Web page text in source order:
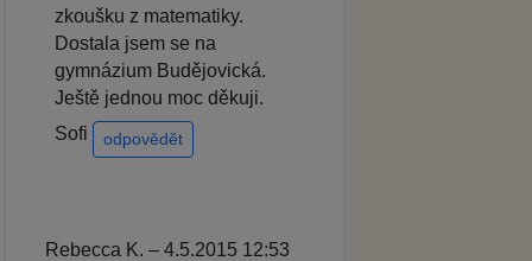
zkoušku z matematiky.
Dostala jsem se na
gymnázium Budějovická.
Ještě jednou moc děkuji.
Sofi
odpovědět
Rebecca K. – 4.5.2015 12:53